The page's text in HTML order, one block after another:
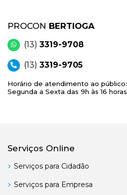
PROCON BERTIOGA
(13) 3319-9708
(13) 3319-9705
Horário de atendimento ao público:
Segunda a Sexta das 9h às 16 horas
Serviços Online
Serviços para Cidadão
Serviços para Empresa